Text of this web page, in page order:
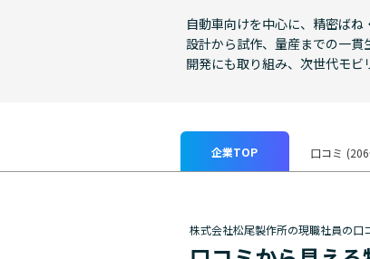
自動車向けを中心に、精密ばね
設計から試作、量産までの一
開発にも取り組み、次世代モビ
企業TOP 口コミ
株式会社松尾製作所の現職社員の口